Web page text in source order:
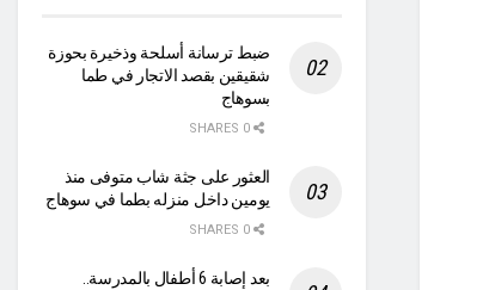
ضبط ترسانة أسلحة وذخيرة بحوزة
شقيقين بقصد الاتجار في طما
بسوهاج
العثور على جثة شاب متوفى منذ
يومين داخل منزله بطما في سوهاج
بعد إصابة 6 أطفال بالمدرسة..